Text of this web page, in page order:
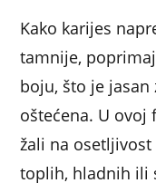
Kako karijes
tamnije,
boju, što je
oštećena. U ovoj
žali na
toplih, hladnih ili